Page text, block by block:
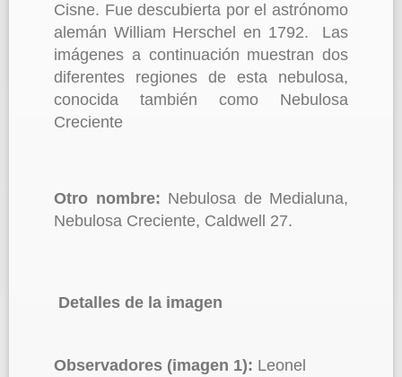
Cisne. Fue descubierta por el astrónomo
alemán William Herschel en 1792. Las
imágenes a continuación muestran dos
diferentes regiones de esta nebulosa,
conocida también como Nebulosa
Creciente
Otro nombre: Nebulosa de Medialuna,
Nebulosa Creciente, Caldwell 27.
Detalles de la imagen
Observadores (imagen 1): Leonel